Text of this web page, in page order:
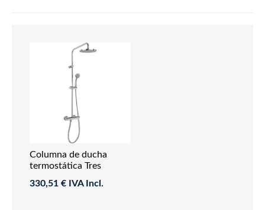
Columna de ducha
termostática Tres
330,51 € IVA Incl.